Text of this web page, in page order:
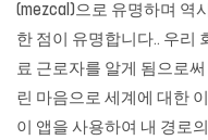
(mezcal)으로 유명하며 역
한 점이 유명합니다.. 우리
료 근로자를 알게 됨으로
린 마음으로 세계에 대한
이 앱을 사용하여 내 경로